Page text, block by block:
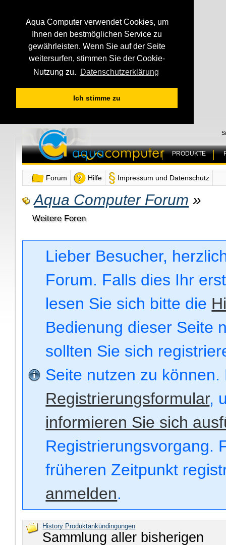
Aqua Computer verwendet Cookies, um
Ihnen den bestmöglichen Service zu
gewährleisten. Wenn Sie auf der Seite
weitersurfen, stimmen Sie der Cookie-
Nutzung zu.
Datenschutzerklärung
Ich stimme zu
PRODUKTE
Forum Hilfe Impressum und Datenschutz
Aqua Computer Forum »
Weitere Foren
Lieber Besucher,
Forum. Falls dies Ihr
lesen Sie sich bitte die
Bedienung dieser Seite
sollten Sie sich
Seite nutzen zu
Registrierungsformular,
informieren Sie sich
Registrierungsvorgang.
früheren Zeitpunkt
anmelden.
History Produktankündingungen
Sammlung aller bisherigen